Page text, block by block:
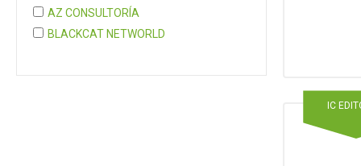
IC
AZ CONSULTORÍA
BLACKCAT NETWORLD
COGNITA PLUS, S.L.